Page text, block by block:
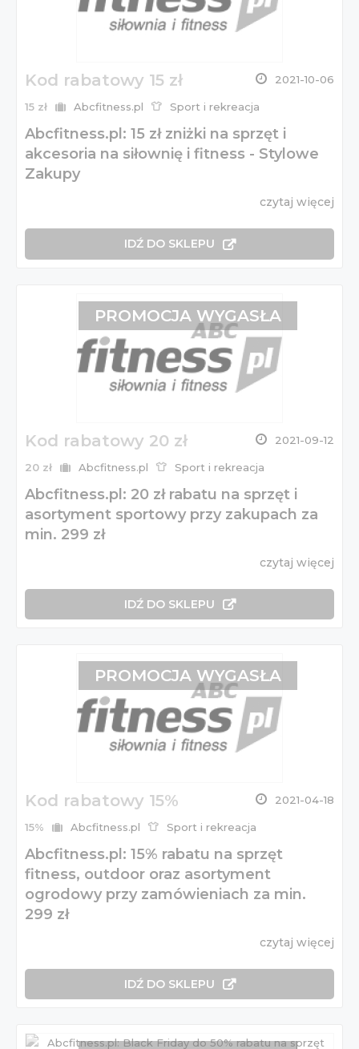
Kod rabatowy 15 zł 2021-10-06
15 zł Abcfitness.pl Sport i rekreacja
Abcfitness.pl: 15 zł zniżki na sprzęt i
akcesoria na siłownię i fitness - Stylowe
Zakupy
czytaj więcej
IDŹ DO SKLEPU
Kod rabatowy 20 zł 2021-09-12
20 zł Abcfitness.pl Sport i rekreacja
Abcfitness.pl: 20 zł rabatu na sprzęt i
asortyment sportowy przy zakupach za
min. 299 zł
czytaj więcej
IDŹ DO SKLEPU
PROMOCJA WYGASŁA
Kod rabatowy 15% 2021-04-18
15% Abcfitness.pl Sport i rekreacja
Abcfitness.pl: 15% rabatu na sprzęt
fitness, outdoor oraz asortyment
ogrodowy przy zamówieniach za min.
299 zł
czytaj więcej
IDŹ DO SKLEPU
PROMOCJA WYGASŁA